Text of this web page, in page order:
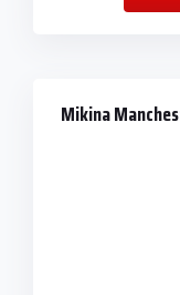
Mikina